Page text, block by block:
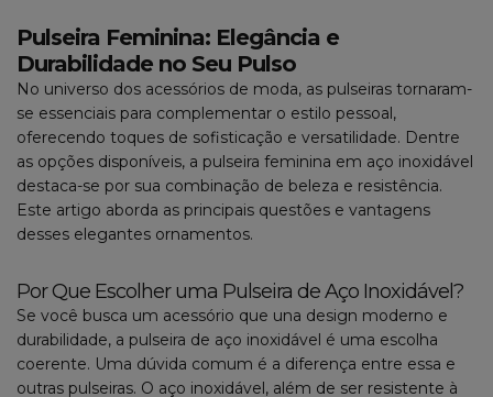
Pulseira Feminina: Elegância e
Durabilidade no Seu Pulso
No universo dos acessórios de moda, as pulseiras tornaram-
se essenciais para complementar o estilo pessoal,
oferecendo toques de sofisticação e versatilidade. Dentre
as opções disponíveis, a pulseira feminina em aço inoxidável
destaca-se por sua combinação de beleza e resistência.
Este artigo aborda as principais questões e vantagens
desses elegantes ornamentos.
Por Que Escolher uma Pulseira de Aço Inoxidável?
Se você busca um acessório que una design moderno e
durabilidade, a pulseira de aço inoxidável é uma escolha
coerente. Uma dúvida comum é a diferença entre essa e
outras pulseiras. O aço inoxidável, além de ser resistente à